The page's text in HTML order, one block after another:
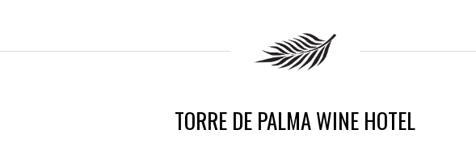
TORRE DE PALMA WINE HOTEL